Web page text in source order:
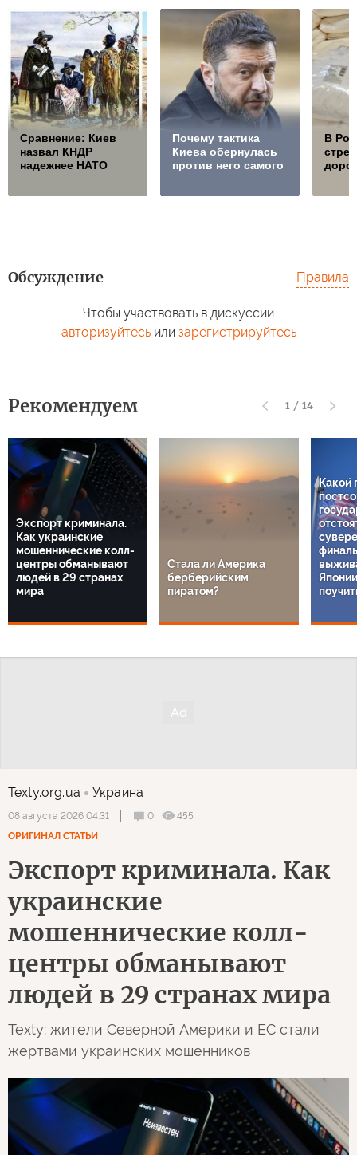
Сравнение: Киев
назвал КНДР
надежнее НАТО
Почему тактика
Киева обернулась
против него самого
В
Обсуждение Правила
Чтобы участвовать в дискуссии
авторизуйтесьили зарегистрируйтесь
Рекомендуем 1 / 14
Экспорт криминала.
Как украинские
мошеннические колл-
центры обманывают
людей в 29 странах
мира
Стала ли Америка
берберийским
пиратом?
Какой
Texty.org.ua Украина
08 августа 2026 04:31 0
455
ОРИГИНАЛ СТАТЬИ
Экспорт криминала. Как
украинские
мошеннические колл-
центры обманывают
людей в 29 странах мира
Texty: жители Северной Америки и ЕС стали
жертвами украинских мошенников